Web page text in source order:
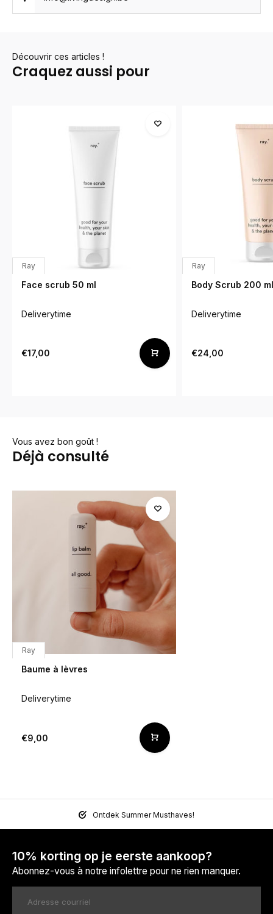
Découvrir ces articles !
Craquez aussi pour
Ray
Face scrub 50 ml
Deliverytime
€17,00
Ray
Body Scrub 200 ml
Deliverytime
€24,00
Vous avez bon goût !
Déjà consulté
Ray
Baume à lèvres
Deliverytime
€9,00
Ontdek Summer Musthaves!
10% korting op je eerste aankoop?
Abonnez-vous à notre infolettre pour ne rien manquer.